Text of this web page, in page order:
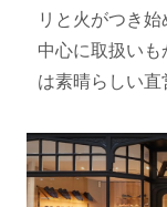
リと火がつき
中心に取扱い
は素晴らしい直